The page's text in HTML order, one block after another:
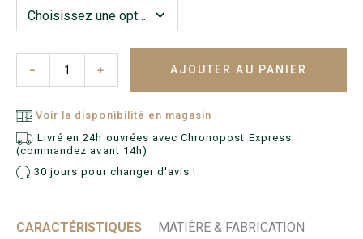
− + AJOUTER AU PANIER
Voir la disponibilité en magasin
Livré en 24h ouvrées avec Chronopost Express
(commandez avant 14h)
30 jours pour changer d'avis !
CARACTÉRISTIQUES MATIÈRE & FABRICATION